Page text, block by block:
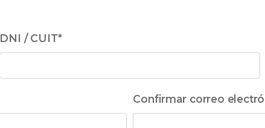
DNI / CUIT*
Confirmar correo